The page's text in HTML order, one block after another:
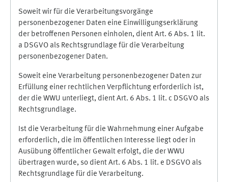
Soweit wir für die Verarbeitungsvorgänge
personenbezogener Daten eine Einwilligungserklärung
der betroffenen Personen einholen, dient Art. 6 Abs. 1 lit.
a DSGVO als Rechtsgrundlage für die Verarbeitung
personenbezogener Daten.
Soweit eine Verarbeitung personenbezogener Daten zur
Erfüllung einer rechtlichen Verpflichtung erforderlich ist,
der die WWU unterliegt, dient Art. 6 Abs. 1 lit. c DSGVO als
Rechtsgrundlage.
Ist die Verarbeitung für die Wahrnehmung einer Aufgabe
erforderlich, die im öffentlichen Interesse liegt oder in
Ausübung öffentlicher Gewalt erfolgt, die der WWU
übertragen wurde, so dient Art. 6 Abs. 1 lit. e DSGVO als
Rechtsgrundlage für die Verarbeitung.